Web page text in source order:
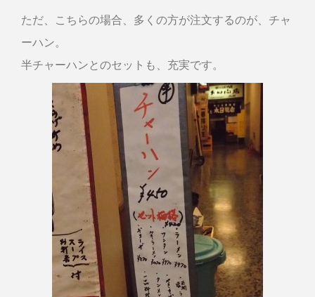
ただ、こちらの場合、多くの方が注文するのが、チャ
ーハン。
半チャーハンとのセットも、充実です。